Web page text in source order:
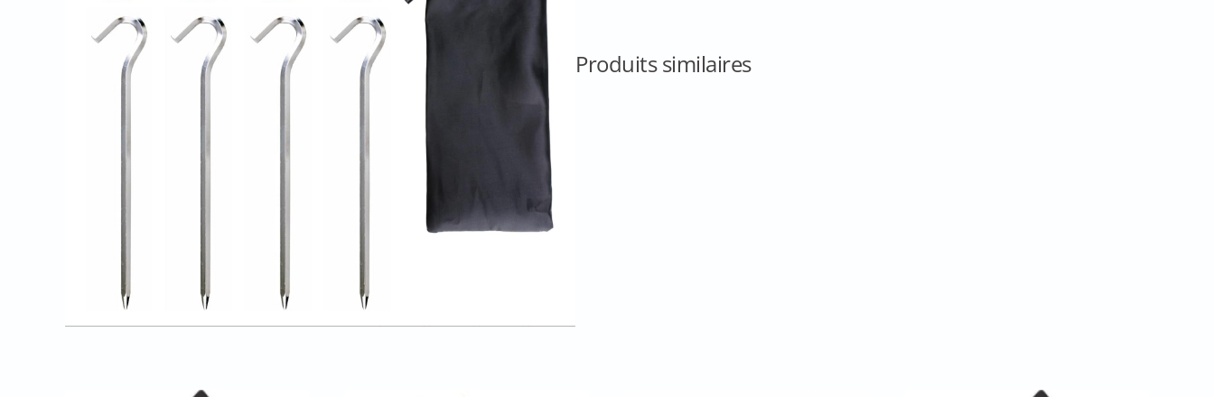
et
Produits similaires